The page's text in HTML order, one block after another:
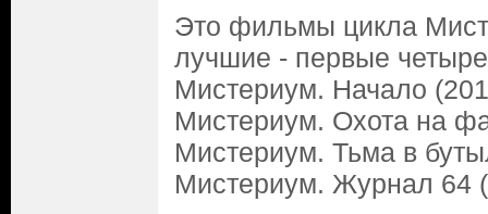
Это фильмы цикла
лучшие - первые
Мистериум. Начало
Мистериум. Охота на
Мистериум. Тьма в
Мистериум. Журнал 64